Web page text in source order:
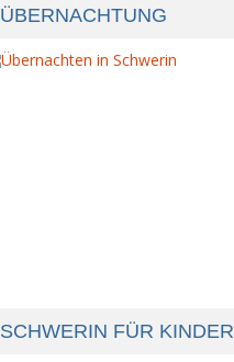
ÜBERNACHTUNG
SCHWERIN FÜR KINDER